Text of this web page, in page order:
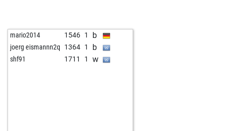
mario2014 1546 1 b
joerg eismannn2q 1364 1 b
shf91 1711 1 w